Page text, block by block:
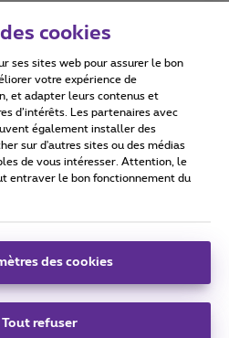
Accessibility statement
Proximus
- B-1030 Bruxelles.
cookies
ses sites web pour assurer le bon
votre expérience de
et adapter leurs contenus et
d’intérêts. Les partenaires avec
également installer des
sur d'autres sites ou des médias
de vous intéresser. Attention, le
entraver le bon fonctionnement du
des cookies
Tout refuser